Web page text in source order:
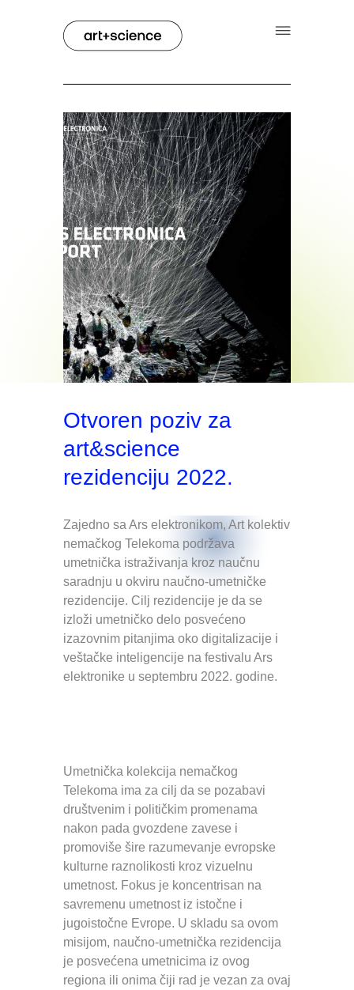
Otvoren poziv za
art&science
rezidenciju 2022.
Zajedno sa Ars elektronikom, Art kolektiv
nemačkog Telekoma podržava
umetnička istraživanja kroz naučnu
saradnju u okviru naučno-umetničke
rezidencije. Cilj rezidencije je da se
izloži umetničko delo posvećeno
izazovnim pitanjima oko digitalizacije i
veštačke inteligencije na festivalu Ars
elektronike u septembru 2022. godine.
Umetnička kolekcija nemačkog
Telekoma ima za cilj da se pozabavi
društvenim i političkim promenama
nakon pada gvozdene zavese i
promoviše šire razumevanje evropske
kulturne raznolikosti kroz vizuelnu
umetnost. Fokus je koncentrisan na
savremenu umetnost iz istočne i
jugoistočne Evrope. U skladu sa ovom
misijom, naučno-umetnička rezidencija
je posvećena umetnicima iz ovog
regiona ili onima čiji rad je vezan za ovaj